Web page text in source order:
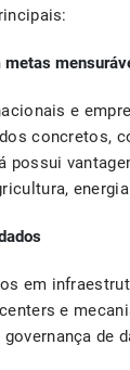
metas
e
concretos,
possui
em
e
de